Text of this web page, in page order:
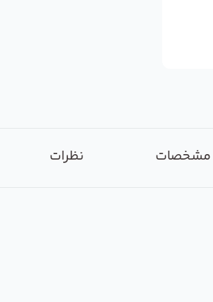
مشخصات نظرات